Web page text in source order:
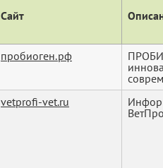
Сайт
пробиоген.рф
vetprofi-vet.ru